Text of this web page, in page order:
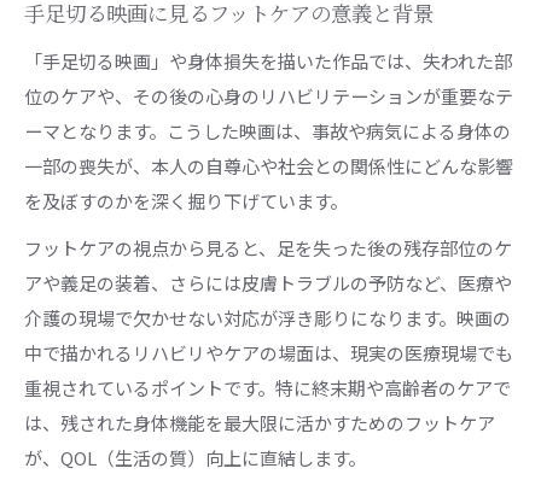
手足切る映画に見るフットケアの意義と背景
「手足切る映画」や身体損失を描いた作品では、失われた部
位のケアや、その後の心身のリハビリテーションが重要なテ
ーマとなります。こうした映画は、事故や病気による身体の
一部の喪失が、本人の自尊心や社会との関係性にどんな影響
を及ぼすのかを深く掘り下げています。
フットケアの視点から見ると、足を失った後の残存部位のケ
アや義足の装着、さらには皮膚トラブルの予防など、医療や
介護の現場で欠かせない対応が浮き彫りになります。映画の
中で描かれるリハビリやケアの場面は、現実の医療現場でも
重視されているポイントです。特に終末期や高齢者のケアで
は、残された身体機能を最大限に活かすためのフットケア
が、QOL（生活の質）向上に直結します。